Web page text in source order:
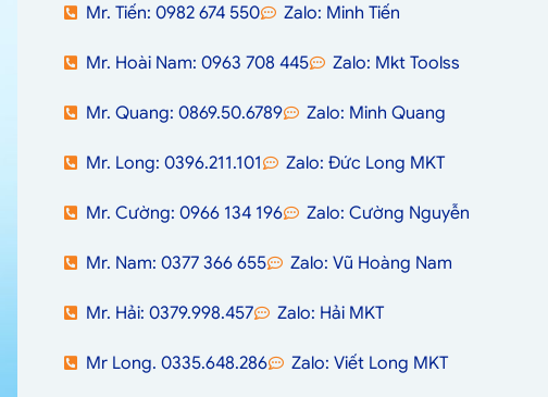
Mr. Tiến: 0982 674 550 Zalo: Minh Tiến
Mr. Hoài Nam: 0963 708 445 Zalo: Mkt Toolss
Mr. Quang: 0869.50.6789 Zalo: Minh Quang
Mr. Long: 0396.211.101 Zalo: Đức Long MKT
Mr. Cường: 0966 134 196 Zalo: Cường Nguyễn
Mr. Nam: 0377 366 655 Zalo: Vũ Hoàng Nam
Mr. Hải: 0379.998.457 Zalo: Hải MKT
Mr Long. 0335.648.286 Zalo: Viết Long MKT